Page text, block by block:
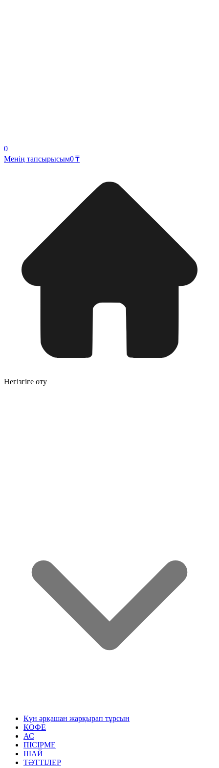
0
Менің тапсырысым0 ₸
Негізгіге өту
Күн әрқашан жарқырап тұрсын
КОФЕ
АС
ПІСІРМЕ
ШАЙ
ТӘТТІЛЕР